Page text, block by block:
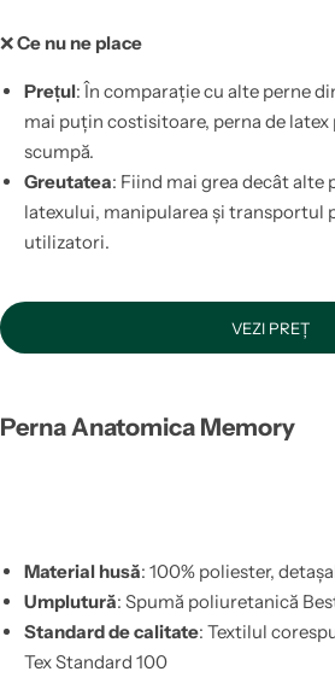
❌Ce nu ne place
Prețul: În comparație cu alte perne
mai puțin costisitoare, perna de
scumpă.
Greutatea: Fiind mai grea decât
latexului, manipularea și transportul
utilizatori.
VEZI PREȚ
Perna Anatomica Memory
Material husă: 100% poliester,
Umplutură: Spumă poliuretanică
Standard de calitate: Textilul
Tex Standard 100